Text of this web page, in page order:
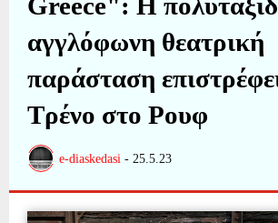
αγγλόφωνη θεατρική
παράσταση
Τρένο στο Ρουφ
e-diaskedasi - 25.5.23